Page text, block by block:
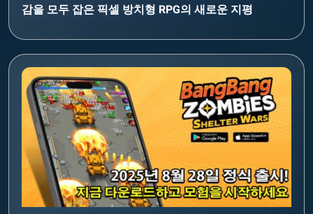
감을 모두 잡은 픽셀 방치형 RPG의 새로운 지평